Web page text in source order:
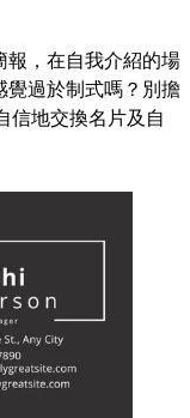
報，在自我介紹的場
覺過於制式嗎？別擔
信地交換名片及自